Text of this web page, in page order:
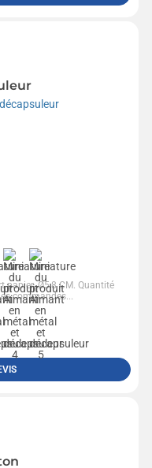
papier. Ø5,8 CM. Quantité
commandes...